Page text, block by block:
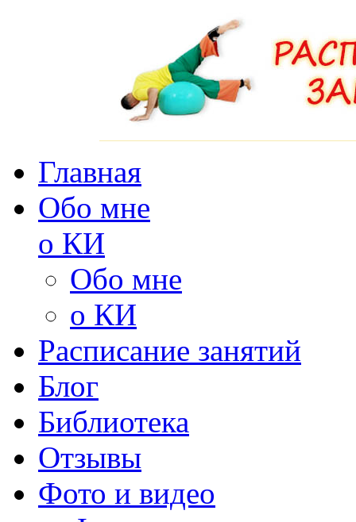
Главная
Обо мне
о КИ
Обо мне
о КИ
Расписание занятий
Блог
Библиотека
Отзывы
Фото и видео